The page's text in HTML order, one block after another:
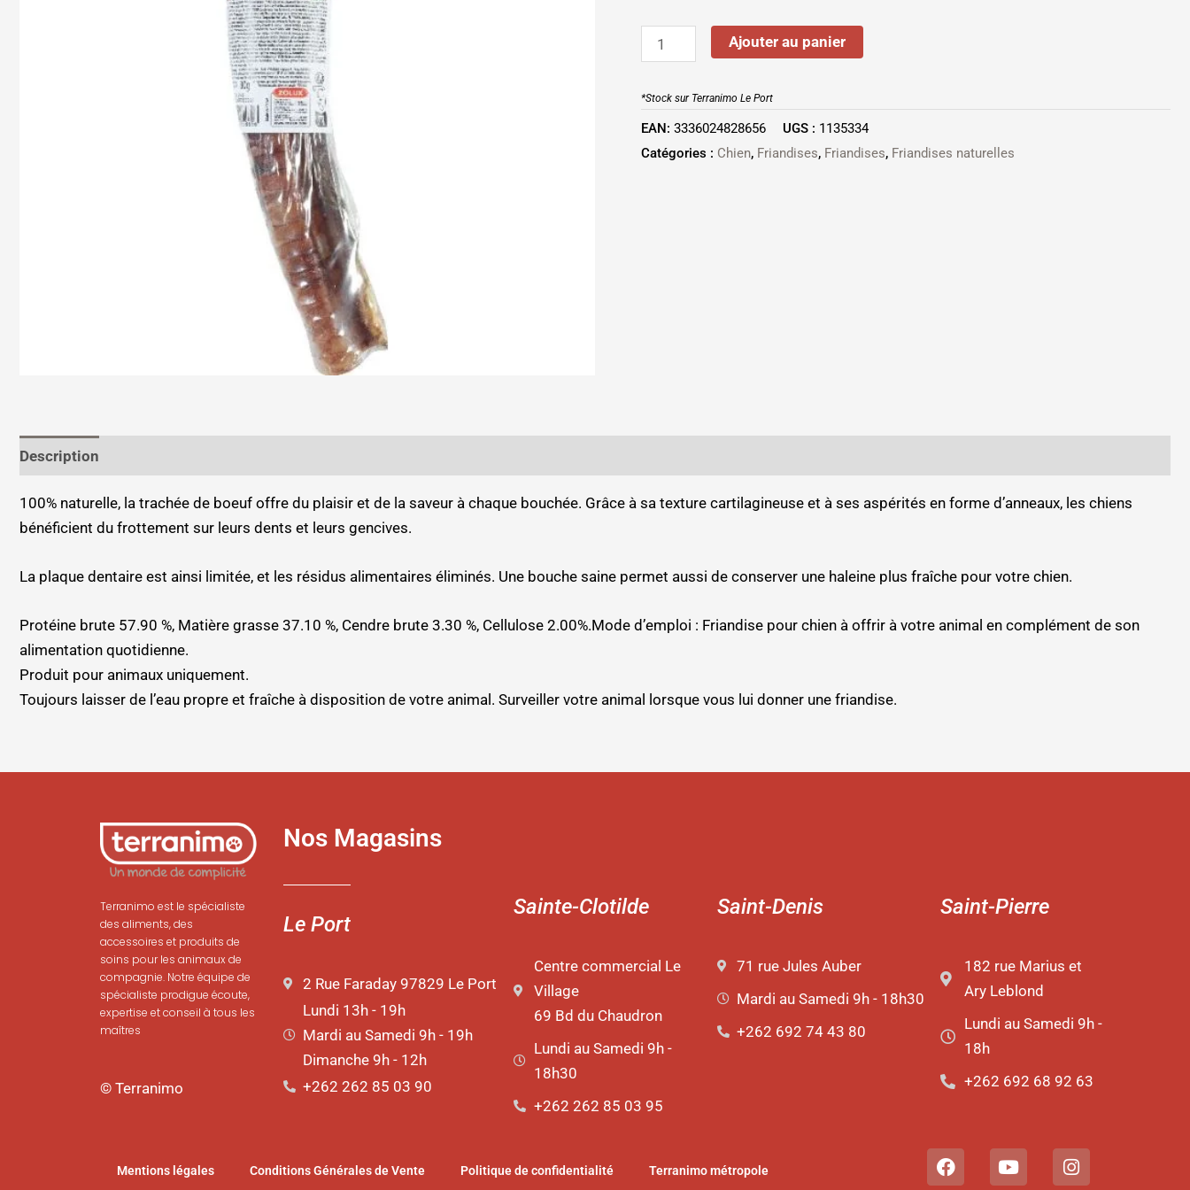
Ajouter au panier
*Stock sur Terranimo Le Port
EAN: 3336024828656 UGS : 1135334
Catégories : Chien, Friandises, Friandises, Friandises naturelles
Description
100% naturelle, la trachée de boeuf offre du plaisir et de la saveur à chaque bouchée. Grâce à sa texture cartilagineuse et à ses aspérités en forme d’anneaux, les chiens
bénéficient du frottement sur leurs dents et leurs gencives.
La plaque dentaire est ainsi limitée, et les résidus alimentaires éliminés. Une bouche saine permet aussi de conserver une haleine plus fraîche pour votre chien.
Protéine brute 57.90 %, Matière grasse 37.10 %, Cendre brute 3.30 %, Cellulose 2.00%.Mode d’emploi : Friandise pour chien à offrir à votre animal en complément de son
alimentation quotidienne.
Produit pour animaux uniquement.
Toujours laisser de l’eau propre et fraîche à disposition de votre animal. Surveiller votre animal lorsque vous lui donner une friandise.
Terranimo est le spécialiste
des aliments, des
accessoires et produits de
soins pour les animaux de
compagnie. Notre équipe de
spécialiste prodigue écoute,
expertise et conseil à tous les
maîtres
© Terranimo
Nos Magasins
Le Port
2 Rue Faraday 97829 Le Port
Lundi 13h - 19h
Mardi au Samedi 9h - 19h
Dimanche 9h - 12h
+262 262 85 03 90
Sainte-Clotilde
Centre commercial Le
Village
69 Bd du Chaudron
Lundi au Samedi 9h -
18h30
+262 262 85 03 95
Saint-Denis
71 rue Jules Auber
Mardi au Samedi 9h - 18h30
+262 692 74 43 80
Saint-Pierre
182 rue Marius et
Ary Leblond
Lundi au Samedi 9h -
18h
+262 692 68 92 63
Mentions légales Conditions Générales de Vente Politique de confidentialité Terranimo métropole
F
a
Y
o
I
n